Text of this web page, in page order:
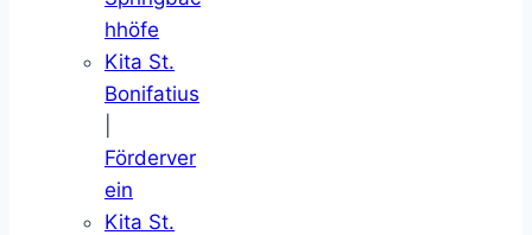
hhöfe
Kita St.
Bonifatius
Förderver
ein
Kita St.